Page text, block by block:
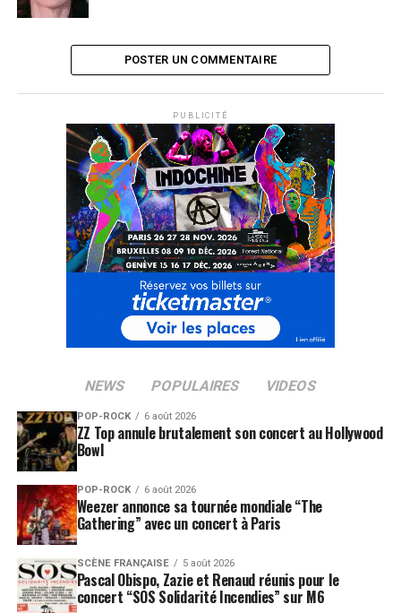
POSTER UN COMMENTAIRE
PUBLICITÉ
NEWS POPULAIRES VIDEOS
POP-ROCK 6 août 2026
ZZ Top annule brutalement son concert au Hollywood
Bowl
POP-ROCK 6 août 2026
Weezer annonce sa tournée mondiale “The
Gathering” avec un concert à Paris
SCÈNE FRANÇAISE 5 août 2026
Pascal Obispo, Zazie et Renaud réunis pour le
concert “SOS Solidarité Incendies” sur M6